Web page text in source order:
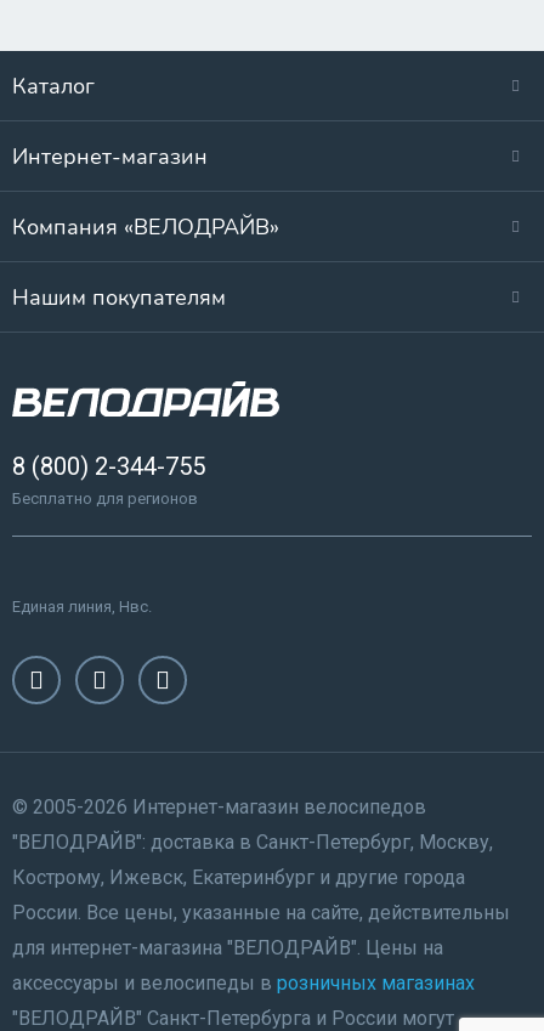
Каталог
Интернет-магазин
Компания «ВЕЛОДРАЙВ»
Нашим покупателям
8 (800) 2-344-755
Бесплатно для регионов
Единая линия, Нвс.
© 2005-2026 Интернет-магазин велосипедов
"ВЕЛОДРАЙВ": доставка в Санкт-Петербург, Москву,
Кострому, Ижевск, Екатеринбург и другие города
России. Все цены, указанные на сайте, действительны
для интернет-магазина "ВЕЛОДРАЙВ". Цены на
аксессуары и велосипеды в розничных магазинах
"ВЕЛОДРАЙВ" Санкт-Петербурга и России могут